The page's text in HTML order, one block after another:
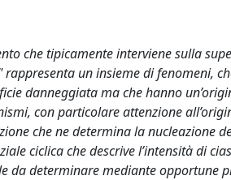
che tipicamente interviene sulla
un insieme di fenomeni,
danneggiata ma che hanno
con particolare attenzione
che ne determina la nucleazione
ciclica che descrive l’intensità di
da determinare mediante opportune